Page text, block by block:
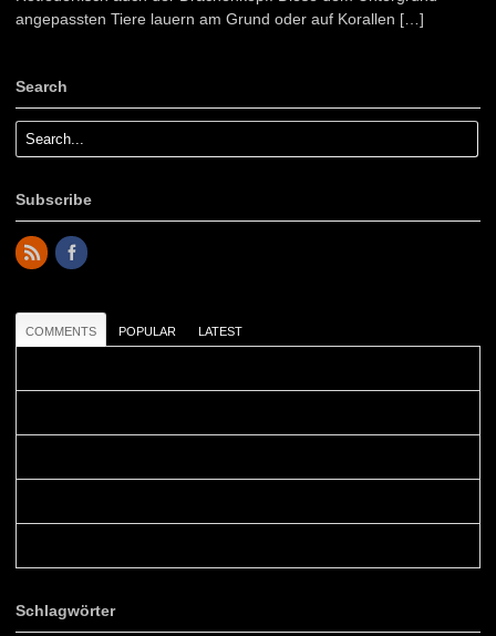
angepassten Tiere lauern am Grund oder auf Korallen […]
Search
Subscribe
COMMENTS POPULAR LATEST
Schlagwörter